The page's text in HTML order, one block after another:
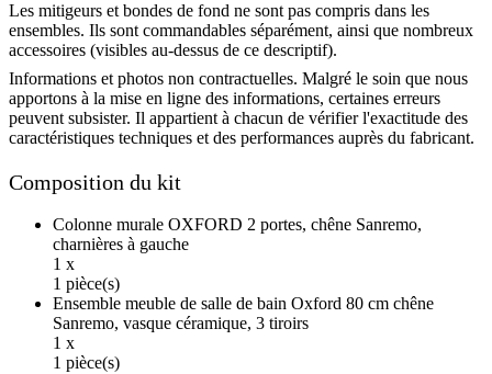
Les mitigeurs et bondes de fond ne sont pas compris dans les
ensembles. Ils sont commandables séparément, ainsi que nombreux
accessoires (visibles au-dessus de ce descriptif).
Informations et photos non contractuelles. Malgré le soin que nous
apportons à la mise en ligne des informations, certaines erreurs
peuvent subsister. Il appartient à chacun de vérifier l'exactitude des
caractéristiques techniques et des performances auprès du fabricant.
Composition du kit
Colonne murale OXFORD 2 portes, chêne Sanremo,
charnières à gauche
1 x
1 pièce(s)
Ensemble meuble de salle de bain Oxford 80 cm chêne
Sanremo, vasque céramique, 3 tiroirs
1 x
1 pièce(s)